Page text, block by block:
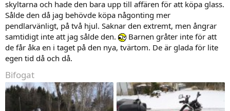
skyltarna och hade den bara upp till affären för att köpa glass.
Sålde den då jag behövde köpa någonting mer
pendlarvänligt, på två hjul. Saknar den extremt, men ångrar
samtidigt inte att jag sålde den.
Barnen gråter inte för att
de får åka en i taget på den nya, tvärtom. De är glada för lite
egen tid då och då.
Bifogat